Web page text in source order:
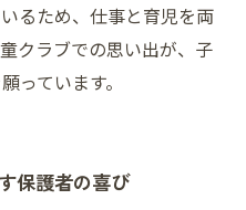
るため、仕事と育児を両
クラブでの思い出が、子
っています。
保護者の喜び